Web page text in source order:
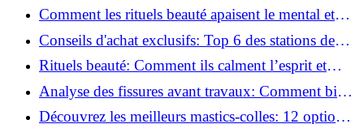
basse pression
Comment les rituels beauté apaisent le mental et
créent des moments pour soi ?
Conseils d'achat exclusifs: Top 6 des stations de
peinture basse pression incontournables!
Rituels beauté: Comment ils calment l’esprit et
chouchoutent votre âme!
Analyse des fissures avant travaux: Comment bien
préparer vos surfaces!
Découvrez les meilleurs mastics-colles: 12 options